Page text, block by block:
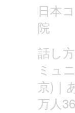
日本
院
話し
ミュ
京)｜
万人